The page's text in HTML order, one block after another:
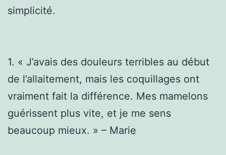
simplicité.
1. « J’avais des douleurs terribles au début
de l’allaitement, mais les coquillages ont
vraiment fait la différence. Mes mamelons
guérissent plus vite, et je me sens
beaucoup mieux. » – Marie